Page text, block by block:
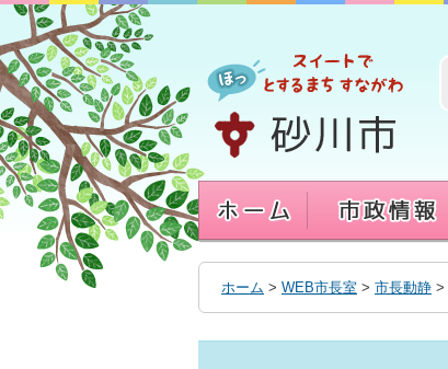
へ
移
動
す
る
ホーム > WEB市長室 > 市長動静 >